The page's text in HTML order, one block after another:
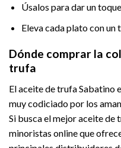
Úsalos para dar un
Eleva cada plato con un
Dónde comprar la
trufa
El aceite de trufa Sabatino
muy codiciado por los
Si busca el mejor aceite de
minoristas online que